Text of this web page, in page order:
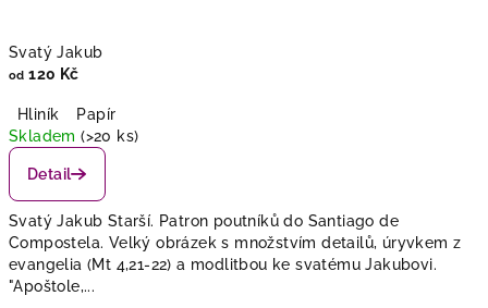
l
i
a
n
y
:
U
Svatý Jakub
od 120 Kč
Hliník
Papír
Skladem(>20 ks)
Detail
Svatý Jakub Starší. Patron poutníků do Santiago de
Compostela. Velký obrázek s množstvím detailů, úryvkem z
evangelia (Mt 4,21-22) a modlitbou ke svatému Jakubovi.
"Apoštole,...